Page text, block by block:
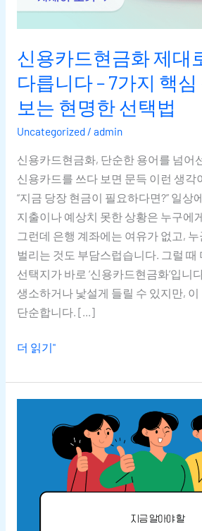
신용카드현금화 제대
다릅니다 – 7가지 핵심
보는 현명한 선택법
Uncategorized/ admin
신용카드현금화, 단순한 용어를 넘어
신용카드를 쓰다 보면 문득 이런 생각
“지금 당장 현금이 필요하다면?” 일상
지출이나 예상치 못한 상황은 누구에
그런데 은행 계좌에는 여유가 없고,
벌리는 것도 부담스럽습니다. 그럴 때
선택지가 바로 ‘신용카드현금화’입니
생소하거나 낯설게 들릴 수 있지만,
단순합니다. […]
더 읽기"
소액결제현금화